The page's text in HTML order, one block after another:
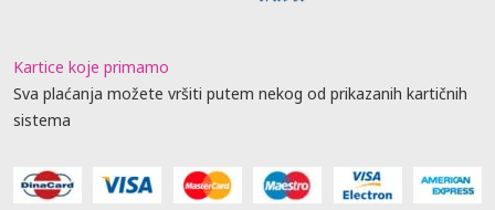
Kartice koje primamo
Sva plaćanja možete vršiti putem nekog od prikazanih kartičnih
sistema